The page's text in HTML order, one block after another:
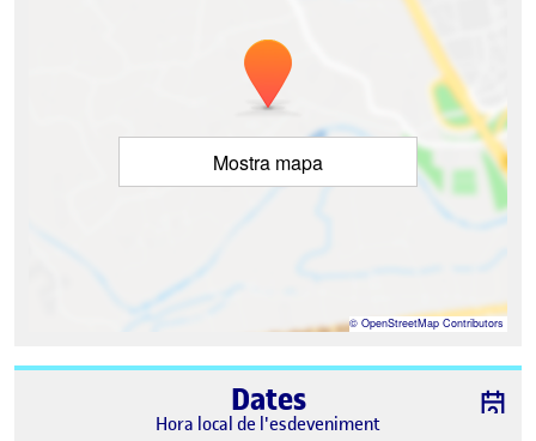
Mostra mapa
© OpenStreetMap Contributors
Dates
Hora local de l'esdeveniment